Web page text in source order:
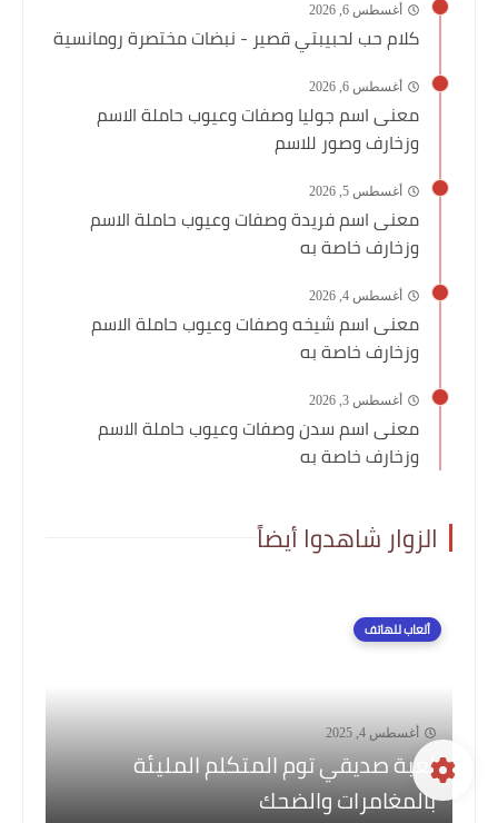
أغسطس 6, 2026
كلام حب لحبيبتي قصير - نبضات مختصرة رومانسية
أغسطس 6, 2026
معنى اسم جوليا وصفات وعيوب حاملة الاسم
وزخارف وصور للاسم
أغسطس 5, 2026
معنى اسم فريدة وصفات وعيوب حاملة الاسم
وزخارف خاصة به
أغسطس 4, 2026
معنى اسم شيخه وصفات وعيوب حاملة الاسم
وزخارف خاصة به
أغسطس 3, 2026
معنى اسم سدن وصفات وعيوب حاملة الاسم
وزخارف خاصة به
الزوار شاهدوا أيضاً
ألعاب للهاتف
أغسطس 4, 2025
لعبة صديقي توم المتكلم المليئة
بالمغامرات والضحك